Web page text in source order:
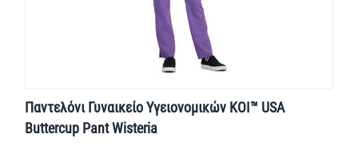
Παντελόνι Γυναικείο Υγειονομικών KOI™ USA
Buttercup Pant Wisteria